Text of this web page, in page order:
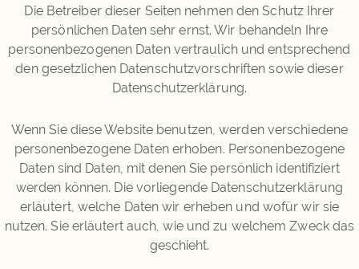
Die Betreiber dieser Seiten nehmen den Schutz Ihrer
persönlichen Daten sehr ernst. Wir behandeln Ihre
personenbezogenen Daten vertraulich und entsprechend
den gesetzlichen Datenschutzvorschriften sowie dieser
Datenschutzerklärung.
Wenn Sie diese Website benutzen, werden verschiedene
personenbezogene Daten erhoben. Personenbezogene
Daten sind Daten, mit denen Sie persönlich identifiziert
werden können. Die vorliegende Datenschutzerklärung
erläutert, welche Daten wir erheben und wofür wir sie
nutzen. Sie erläutert auch, wie und zu welchem Zweck das
geschieht.